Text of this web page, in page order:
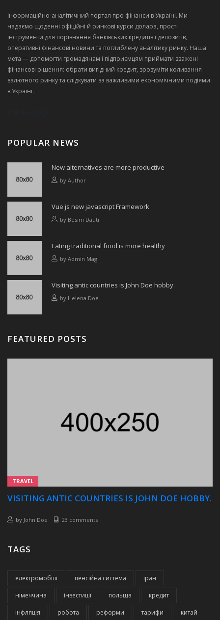
Інформаційно‑аналітичний портал про фінанси в Україні. Ми
надаємо щоденні офіційні й ринкові курси долара, прості
інструменти для порівняння банківських кредитів і депозитів,
оперативні фінансові новини та поглиблену аналітику ринку. Наша
мета — допомогти громадянам і підприємцям приймати зважені
фінансові рішення: обрати вигідний кредит, зрозуміти коливання
валютного ринку та слідкувати за важливими економічними подіями
в Україні.
POPULAR NEWS
New alternatives are more productive
by Author
Vue js new javascript Framework
by Besim Dauti
Eating traditional food is more healthy
by Admin Mag
Visiting antic countries is John Doe hobby.
by Helena Doe
FEATURED POSTS
TRAVEL
VISITING ANTIC COUNTRIES IS JOHN DOE HOBBY.
by John Doe 23 comments
TAGS
електромобілі пенсійна система іран
німеччина інвестиції польща кредит
інфляція робота реформи тарифи китай